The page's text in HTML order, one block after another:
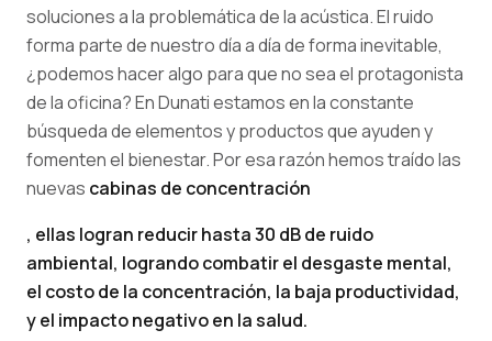
soluciones a la problemática de la acústica. El ruido
forma parte de nuestro día a día de forma inevitable,
¿podemos hacer algo para que no sea el protagonista
de la oficina? En Dunati estamos en la constante
búsqueda de elementos y productos que ayuden y
fomenten el bienestar. Por esa razón hemos traído las
nuevas cabinas de concentración
, ellas logran reducir hasta 30 dB de ruido
ambiental, logrando combatir el desgaste mental,
el costo de la concentración, la baja productividad,
y el impacto negativo en la salud.